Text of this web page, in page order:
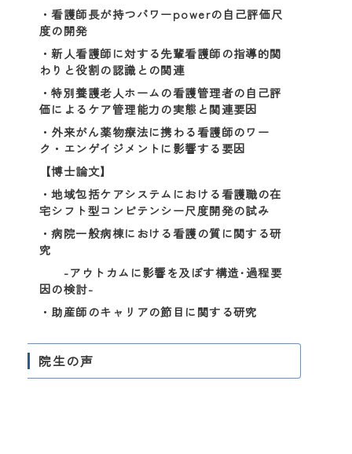
・看護師長が持つパワーpowerの自己評価尺
度の開発
・新人看護師に対する先輩看護師の指導的関
わりと役割の認識との関連
・特別養護老人ホームの看護管理者の自己評
価によるケア管理能力の実態と関連要因
・外来がん薬物療法に携わる看護師のワー
ク・エンゲイジメントに影響する要因
【博士論文】
・地域包括ケアシステムにおける看護職の在
宅シフト型コンピテンシー尺度開発の試み
・病院一般病棟における看護の質に関する研
究
-アウトカムに影響を及ぼす構造･過程要
因の検討-
・助産師のキャリアの節目に関する研究
院生の声